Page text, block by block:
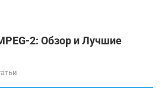
2: Обзор и Лучшие